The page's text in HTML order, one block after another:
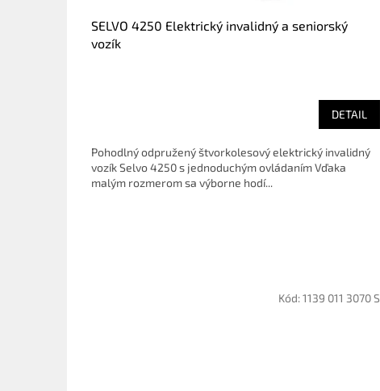
SELVO 4250 Elektrický invalidný a seniorský
vozík
DETAIL
Pohodlný odpružený štvorkolesový elektrický invalidný
vozík Selvo 4250 s jednoduchým ovládaním Vďaka
malým rozmerom sa výborne hodí...
Kód:1139 011 3070 S